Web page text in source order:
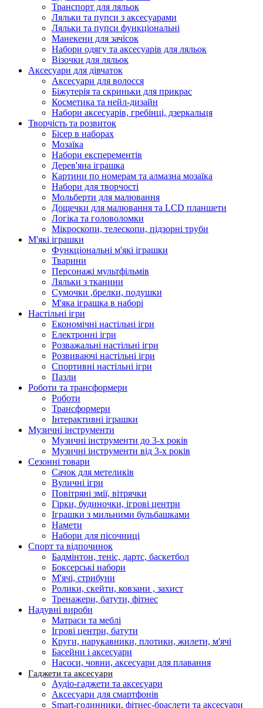
Транспорт для ляльок
Ляльки та пупси з аксесуарами
Ляльки та пупси функціональні
Манекени для зачісок
Набори одягу та аксесуарів для ляльок
Візочки для ляльок
Аксесуари для дівчаток
Аксесуари для волосся
Біжутерія та скриньки для прикрас
Косметика та нейл-дизайн
Набори аксесуарів, гребінці, дзеркальця
Творчість та розвиток
Бісер в наборах
Мозаїка
Набори експерементів
Дерев'яна іграшка
Картини по номерам та алмазна мозаїка
Набори для творчості
Мольберти для малювання
Дощечки для малювання та LCD планшети
Логіка та головоломки
Мікроскопи, телескопи, підзорні труби
М'які іграшки
Функціональні м'які іграшки
Тварини
Персонажі мультфільмів
Ляльки з тканини
Сумочки ,брелки, подушки
М'яка іграшка в наборі
Настільні ігри
Економічні настільні ігри
Електронні ігри
Розважальні настільні ігри
Розвиваючі настільні ігри
Спортивні настільні ігри
Пазли
Роботи та трансформери
Роботи
Трансформери
Інтерактивні іграшки
Музичні інструменти
Музичні інструменти до 3-х років
Музичні інструменти від 3-х років
Сезонні товари
Сачок для метеликів
Вуличні ігри
Повітряні змії, вітрячки
Гірки, будиночки, ігрові центри
Іграшки з мильними бульбашками
Намети
Набори для пісочниці
Спорт та відпочинок
Бадмінтон, теніс, дартс, баскетбол
Боксерські набори
М'ячі, стрибуни
Ролики, скейти, ковзани , захист
Тренажери, батути, фітнес
Надувні вироби
Матраси та меблі
Ігрові центри, батути
Круги, нарукавники, плотики, жилети, м'ячі
Басейни і аксесуари
Насоси, човни, аксесуари для плавання
Гаджети та аксесуари
Аудіо-гаджети та аксесуари
Аксесуари для смартфонів
Smart-годинники, фітнес-браслети та аксесуари